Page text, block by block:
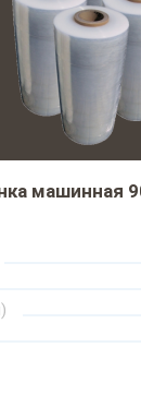
машинная